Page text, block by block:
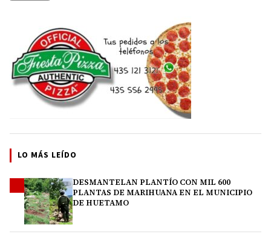
LO MÁS LEÍDO
DESMANTELAN PLANTÍO CON MIL 600
PLANTAS DE MARIHUANA EN EL MUNICIPIO
DE HUETAMO